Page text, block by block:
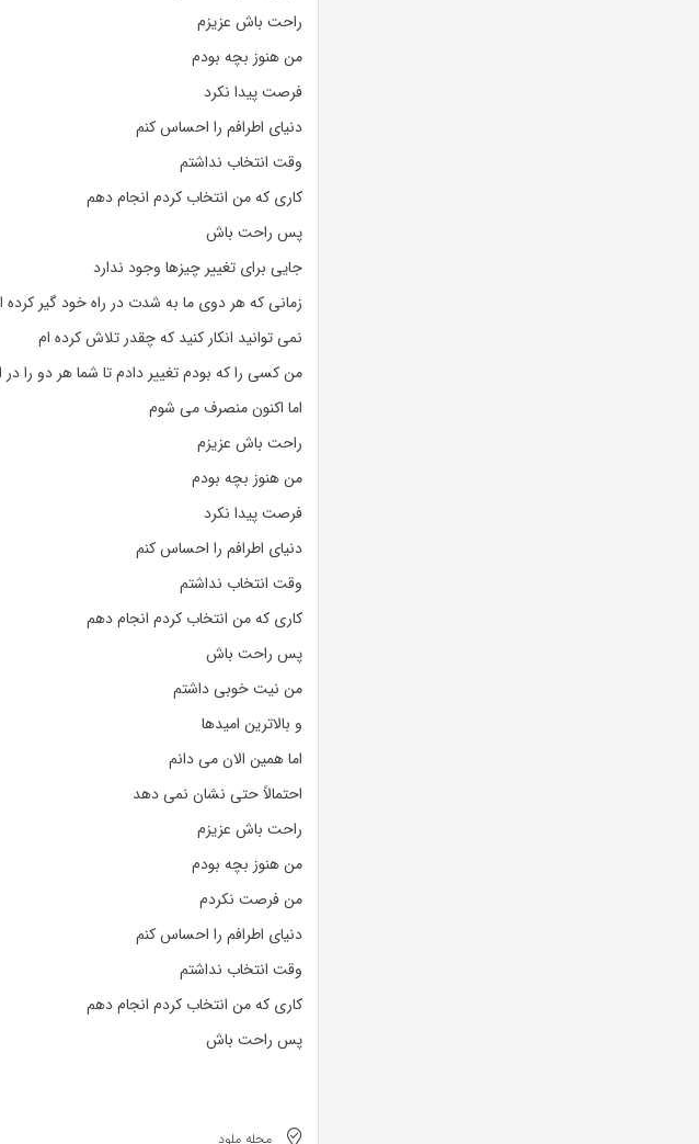
راحت باش عزیزم
من هنوز بچه بودم
فرصت پیدا نکرد
دنیای اطرافم را احساس کنم
وقت انتخاب نداشتم
کاری که من انتخاب کردم انجام دهم
پس راحت باش
جایی برای تغییر چیزها وجود ندارد
زمانی که هر دوی ما به شدت در راه خود گیر کرده
نمی توانید انکار کنید که چقدر تلاش کرده ام
من کسی را که بودم تغییر دادم تا شما هر دو را در
اما اکنون منصرف می شوم
راحت باش عزیزم
من هنوز بچه بودم
فرصت پیدا نکرد
دنیای اطرافم را احساس کنم
وقت انتخاب نداشتم
کاری که من انتخاب کردم انجام دهم
پس راحت باش
من نیت خوبی داشتم
و بالاترین امیدها
اما همین الان می دانم
احتمالاً حتی نشان نمی دهد
راحت باش عزیزم
من هنوز بچه بودم
من فرصت نکردم
دنیای اطرافم را احساس کنم
وقت انتخاب نداشتم
کاری که من انتخاب کردم انجام دهم
پس راحت باش
مجله ملود